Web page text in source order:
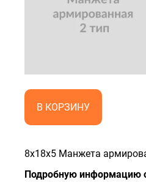
В КОРЗИНУ
8x18x5 Манжета
Подробную информацию